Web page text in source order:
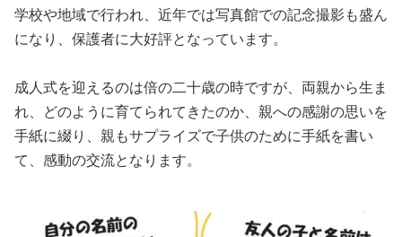
学校や地域で行われ、近年では写真館での記念撮影も盛ん
になり、保護者に大好評となっています。
成人式を迎えるのは倍の二十歳の時ですが、両親から生ま
れ、どのように育てられてきたのか、親への感謝の思いを
手紙に綴り、親もサプライズで子供のために手紙を書い
て、感動の交流となります。